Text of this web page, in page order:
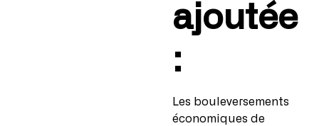
ajoutée
:
Les bouleversements
économiques de